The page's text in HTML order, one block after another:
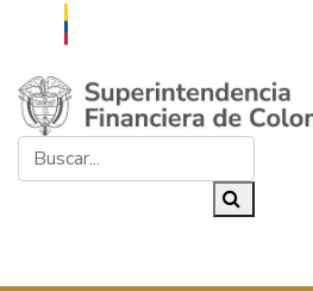
Saltar al contenido principal